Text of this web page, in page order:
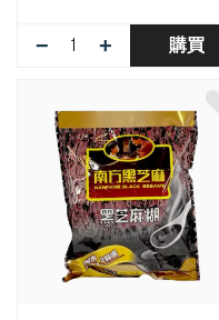
− + 購買